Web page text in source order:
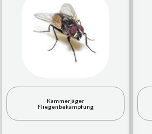
Kammerjäger
Fliegenbekämpfung